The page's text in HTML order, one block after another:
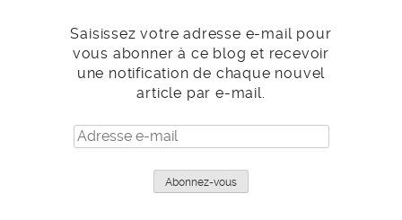
Saisissez votre adresse e-mail pour
vous abonner à ce blog et recevoir
une notification de chaque nouvel
article par e-mail.
Adresse
e-
Abonnez-vous